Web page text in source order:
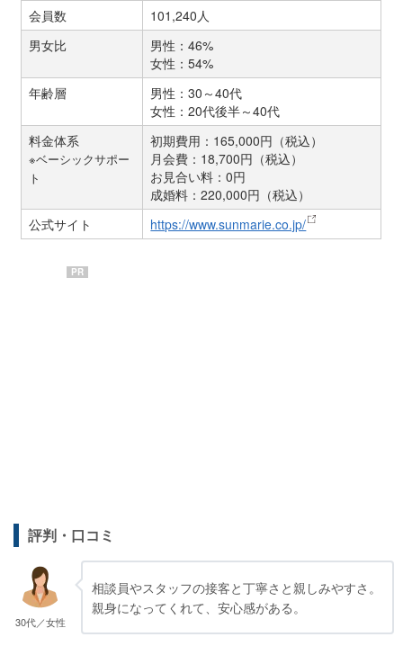
会員数
101,240人
男女比
男性：46%
女性：54%
年齢層
男性：30～40代
女性：20代後半～40代
料金体系
※ベーシックサポー
ト
初期費用：165,000円（税込）
月会費：18,700円（税込）
お見合い料：0円
成婚料：220,000円（税込）
公式サイト
https://www.sunmarie.co.jp/
PR
評判・口コミ
30代／女性
相談員やスタッフの接客と丁寧さと親しみやすさ。
親身になってくれて、安心感がある。